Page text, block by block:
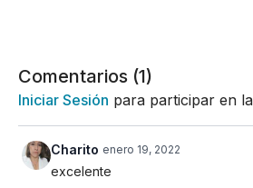
Comentarios (1)
Iniciar Sesión para participar en
Charito enero 19, 2022
excelente